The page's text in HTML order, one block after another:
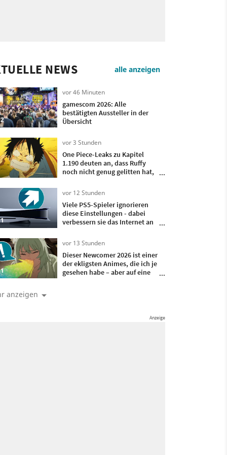
NEWS alle anzeigen
vor 46 Minuten
gamescom 2026: Alle
bestätigten Aussteller in der
Übersicht
vor 3 Stunden
One Piece-Leaks zu Kapitel
1.190 deuten an, dass Ruffy
noch nicht genug gelitten hat,
vor 12 Stunden
Viele PS5-Spieler ignorieren
diese Einstellungen - dabei
verbessern sie das Internet an
vor 13 Stunden
Dieser Newcomer 2026 ist einer
der ekligsten Animes, die ich je
gesehen habe – aber auf eine
anzeigen